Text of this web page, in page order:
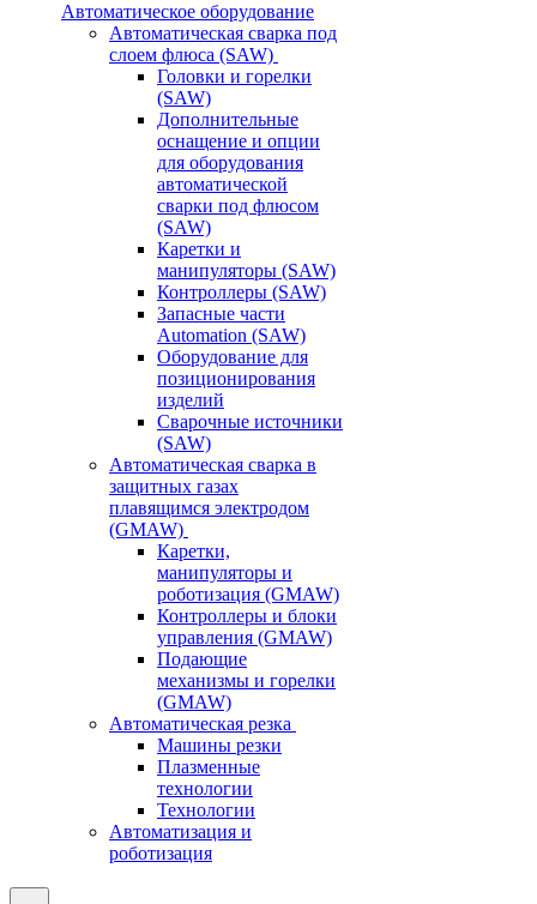
Автоматическое оборудование
Автоматическая сварка под
слоем флюса (SAW)
Головки и горелки
(SAW)
Дополнительные
оснащение и опции
для оборудования
автоматической
сварки под флюсом
(SAW)
Каретки и
манипуляторы (SAW)
Контроллеры (SAW)
Запасные части
Automation (SAW)
Оборудование для
позиционирования
изделий
Сварочные источники
(SAW)
Автоматическая сварка в
защитных газах
плавящимся электродом
(GMAW)
Каретки,
манипуляторы и
роботизация (GMAW)
Контроллеры и блоки
управления (GMAW)
Подающие
механизмы и горелки
(GMAW)
Автоматическая резка
Машины резки
Плазменные
технологии
Технологии
Автоматизация и
роботизация